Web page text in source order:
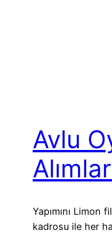
Avlu
Yapımını Limon
kadrosu ile her